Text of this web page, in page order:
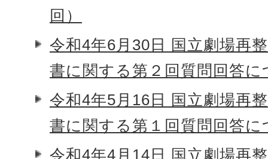
回）
令和4年6月30日 国立劇場再
書に関する第２回質問回答に
令和4年5月16日 国立劇場再
書に関する第１回質問回答に
令和4年4月14日 国立劇場再